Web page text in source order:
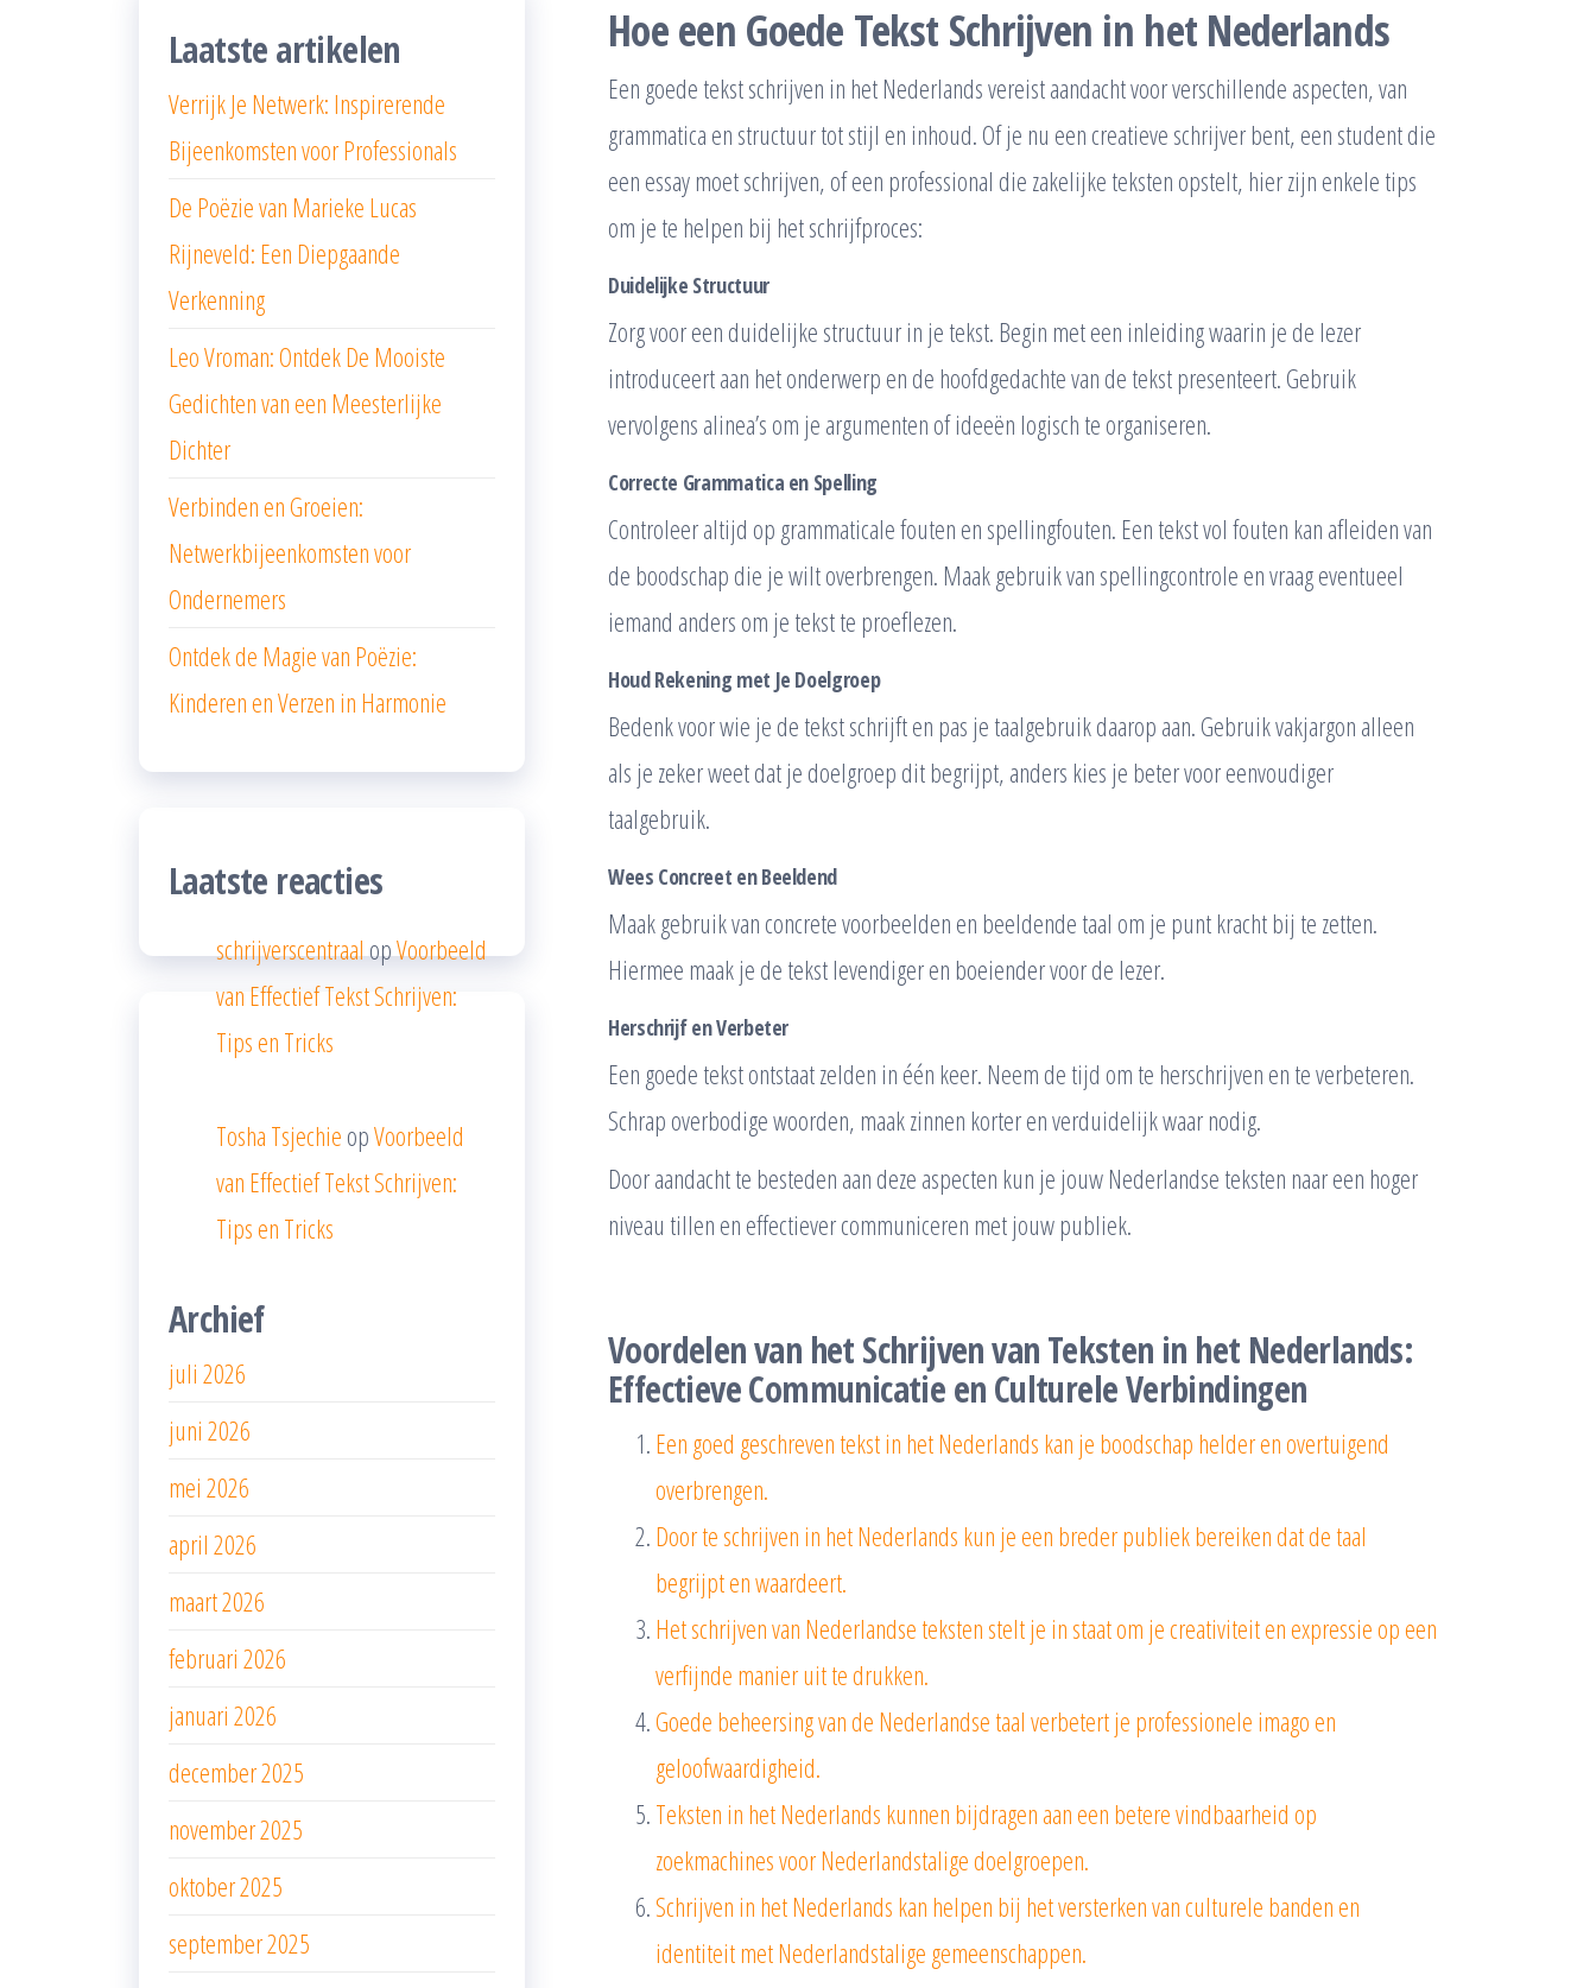
Hoe een Goede Tekst Schrijven in het Nederlands
Een goede tekst schrijven in het Nederlands vereist aandacht voor verschillende aspecten, van
grammatica en structuur tot stijl en inhoud. Of je nu een creatieve schrijver bent, een student die
een essay moet schrijven, of een professional die zakelijke teksten opstelt, hier zijn enkele tips
om je te helpen bij het schrijfproces:
Duidelijke Structuur
Zorg voor een duidelijke structuur in je tekst. Begin met een inleiding waarin je de lezer
introduceert aan het onderwerp en de hoofdgedachte van de tekst presenteert. Gebruik
vervolgens alinea’s om je argumenten of ideeën logisch te organiseren.
Correcte Grammatica en Spelling
Controleer altijd op grammaticale fouten en spellingfouten. Een tekst vol fouten kan afleiden van
de boodschap die je wilt overbrengen. Maak gebruik van spellingcontrole en vraag eventueel
iemand anders om je tekst te proeflezen.
Houd Rekening met Je Doelgroep
Bedenk voor wie je de tekst schrijft en pas je taalgebruik daarop aan. Gebruik vakjargon alleen
als je zeker weet dat je doelgroep dit begrijpt, anders kies je beter voor eenvoudiger
taalgebruik.
Wees Concreet en Beeldend
Maak gebruik van concrete voorbeelden en beeldende taal om je punt kracht bij te zetten.
Hiermee maak je de tekst levendiger en boeiender voor de lezer.
Herschrijf en Verbeter
Een goede tekst ontstaat zelden in één keer. Neem de tijd om te herschrijven en te verbeteren.
Schrap overbodige woorden, maak zinnen korter en verduidelijk waar nodig.
Door aandacht te besteden aan deze aspecten kun je jouw Nederlandse teksten naar een hoger
niveau tillen en effectiever communiceren met jouw publiek.
Voordelen van het Schrijven van Teksten in het Nederlands:
Effectieve Communicatie en Culturele Verbindingen
Een goed geschreven tekst in het Nederlands kan je boodschap helder en overtuigend
overbrengen.
Door te schrijven in het Nederlands kun je een breder publiek bereiken dat de taal
begrijpt en waardeert.
Het schrijven van Nederlandse teksten stelt je in staat om je creativiteit en expressie op een
verfijnde manier uit te drukken.
Goede beheersing van de Nederlandse taal verbetert je professionele imago en
geloofwaardigheid.
Teksten in het Nederlands kunnen bijdragen aan een betere vindbaarheid op
zoekmachines voor Nederlandstalige doelgroepen.
Schrijven in het Nederlands kan helpen bij het versterken van culturele banden en
identiteit met Nederlandstalige gemeenschappen.
Laatste artikelen
Verrijk Je Netwerk: Inspirerende
Bijeenkomsten voor Professionals
De Poëzie van Marieke Lucas
Rijneveld: Een Diepgaande
Verkenning
Leo Vroman: Ontdek De Mooiste
Gedichten van een Meesterlijke
Dichter
Verbinden en Groeien:
Netwerkbijeenkomsten voor
Ondernemers
Ontdek de Magie van Poëzie:
Kinderen en Verzen in Harmonie
Laatste reacties
schrijverscentraalopVoorbeeld
van Effectief Tekst Schrijven:
Tips en Tricks
Tosha Tsjechie opVoorbeeld
van Effectief Tekst Schrijven:
Tips en Tricks
Archief
juli 2026
juni 2026
mei 2026
april 2026
maart 2026
februari 2026
januari 2026
december 2025
november 2025
oktober 2025
september 2025